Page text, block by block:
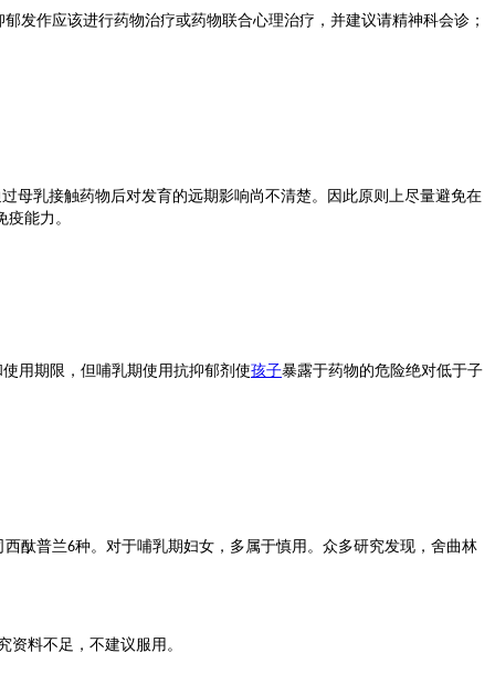
发作应该进行药物治疗或药物联合心理治疗，并建议请精神科会诊；
母乳接触药物后对发育的远期影响尚不清楚。因此原则上尽量避免在
能力。
用期限，但哺乳期使用抗抑郁剂使孩子暴露于药物的危险绝对低于子
西酞普兰6种。对于哺乳期妇女，多属于慎用。众多研究发现，舍曲林
资料不足，不建议服用。